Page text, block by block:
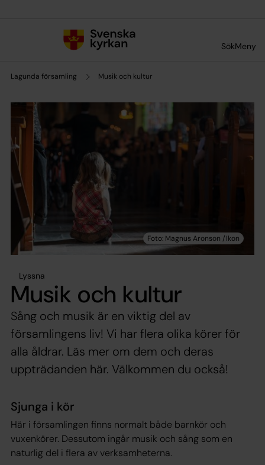
SökMeny
Lagunda församling Musik och kultur
Lyssna
Musik och kultur
Sång och musik är en viktig del av
församlingens liv! Vi har flera olika körer för
alla åldrar. Läs mer om dem och deras
uppträdanden här. Välkommen du också!
Sjunga i kör
Här i församlingen finns normalt både barnkör och
vuxenkörer. Dessutom ingår musik och sång som en
naturlig del i flera av verksamheterna.